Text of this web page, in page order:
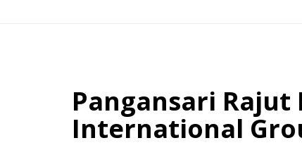
Pangansari Rajut
International